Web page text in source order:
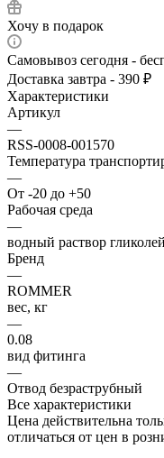
Хочу в подарок
Самовывоз сегодня -
Доставка завтра - 390 ₽
Характеристики
Артикул
—
RSS-0008-001570
Температура
—
От -20 до +50
Рабочая среда
—
водный раствор
Бренд
—
ROMMER
вес, кг
—
0.08
вид фитинга
—
Отвод безраструбный
Все характеристики
Цена действительна
отличаться от цен в